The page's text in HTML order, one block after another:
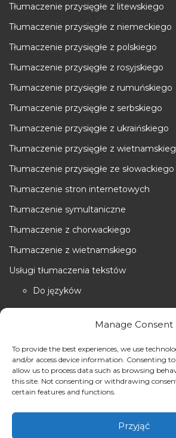
Manage Consent
To provide the best experiences, we use
and/or access device information. Consenting
allow us to process data such as browsing
this site. Not consenting or withdrawing
certain features and functions.
Przyjąć
Tłumaczenie przysięgłe z litewskiego
Tłumaczenie przysięgłe z niemeckiego
Tłumaczenie przysięgłe z polskiego
Tłumaczenie przysięgłe z rosyjskiego
Tłumaczenie przysięgłe z rumuńskiego
Tłumaczenie przysięgłe z serbskiego
Tłumaczenie przysięgłe z ukraińskiego
Tłumaczenie przysięgłe z
Tłumaczenie przysięgłe ze słowackiego
Tłumaczenie stron internetowych
Tłumaczenie symultaniczne
Tłumaczenie z chorwackiego
Tłumaczenie z wietnamskiego
Usługi tłumaczenia tekstów
Do języków
Edycja tłumaczeń, skład i DTP
Tłumaczenia dokumentów
Tłumaczenia przysięgłe ustne w